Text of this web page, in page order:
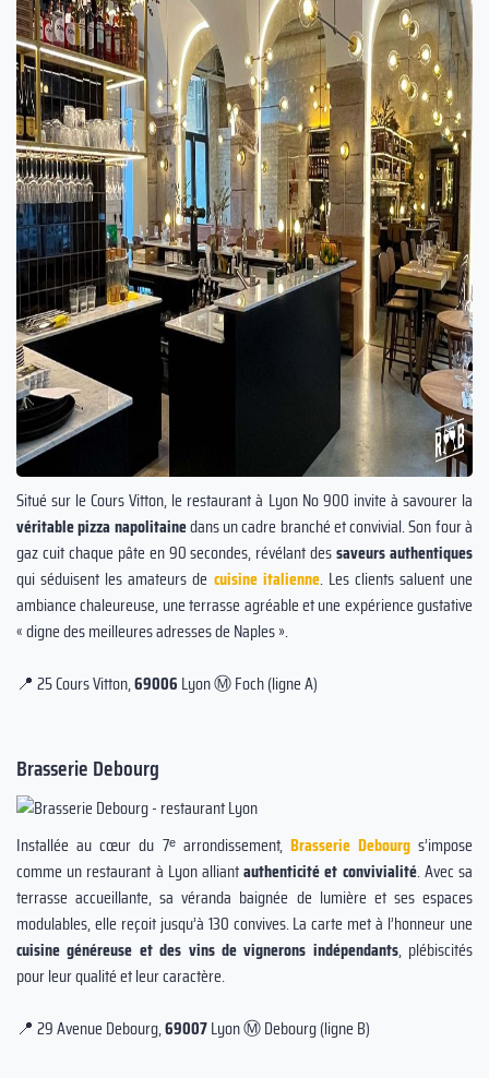
Situé sur le Cours Vitton, le restaurant à Lyon No 900 invite à savourer la
véritable pizza napolitainedans un cadre branché et convivial. Son four à
gaz cuit chaque pâte en 90 secondes, révélant dessaveurs authentiques
qui séduisent les amateurs de cuisine italienne. Les clients saluent une
ambiance chaleureuse, une terrasse agréable et une expérience gustative
« digne des meilleures adresses de Naples ».
📍 25 Cours Vitton,69006 Lyon Ⓜ️ Foch (ligne A)
Brasserie Debourg
Installée au cœur du 7ᵉ arrondissement, Brasserie Debourgs’impose
comme un restaurant à Lyon alliantauthenticité et convivialité. Avec sa
terrasse accueillante, sa véranda baignée de lumière et ses espaces
modulables, elle reçoit jusqu’à 130 convives. La carte met à l’honneur une
cuisine généreuse et des vins de vignerons indépendants, plébiscités
pour leur qualité et leur caractère.
📍 29 Avenue Debourg,69007Lyon Ⓜ️ Debourg (ligne B)